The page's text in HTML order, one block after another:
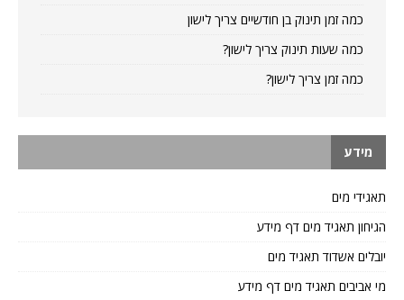
כמה זמן תינוק בן חודשיים צריך לישון
כמה שעות תינוק צריך לישון?
כמה זמן צריך לישון?
מידע
תאגידי מים
הגיחון תאגיד מים דף מידע
יובלים אשדוד תאגיד מים
מי אביבים תאגיד מים דף מידע